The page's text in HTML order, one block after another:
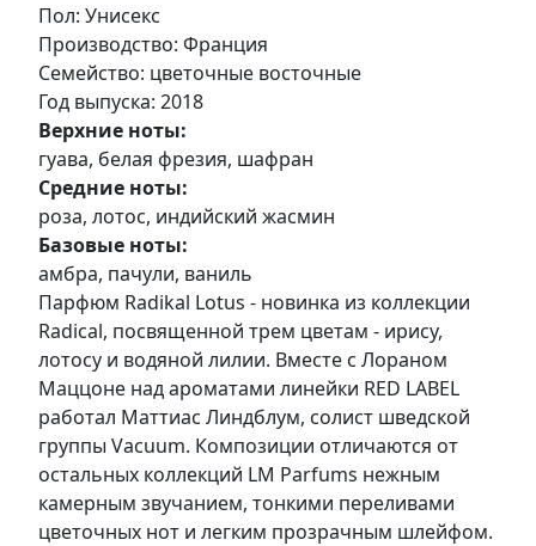
Пол: Унисекс
Производство: Франция
Семейство: цветочные восточные
Год выпуска: 2018
Верхние ноты:
гуава, белая фрезия, шафран
Средние ноты:
роза, лотос, индийский жасмин
Базовые ноты:
амбра, пачули, ваниль
Парфюм Radikal Lotus - новинка из коллекции
Radical, посвященной трем цветам - ирису,
лотосу и водяной лилии. Вместе с Лораном
Маццоне над ароматами линейки RED LABEL
работал Маттиас Линдблум, солист шведской
группы Vacuum. Композиции отличаются от
остальных коллекций LM Parfums нежным
камерным звучанием, тонкими переливами
цветочных нот и легким прозрачным шлейфом.